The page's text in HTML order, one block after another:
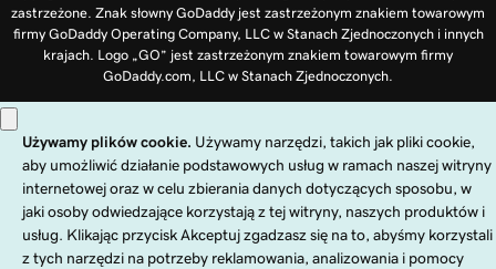
zastrzeżone. Znak słowny GoDaddy jest zastrzeżonym znakiem towarowym
firmy GoDaddy Operating Company, LLC w Stanach Zjednoczonych i innych
krajach. Logo „GO” jest zastrzeżonym znakiem towarowym firmy
GoDaddy.com, LLC w Stanach Zjednoczonych.
użytkowania. Korzystając z tej witryny, akceptujesz zobowiązania wynikające z
postanowieńRegulaminu ogólnego.